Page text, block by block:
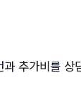
추가비를 상